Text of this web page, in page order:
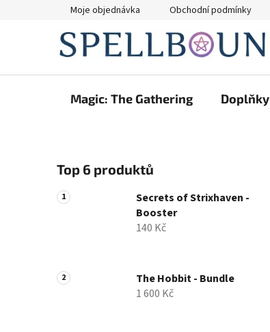
Moje objednávka Obchodní podmínky
Magic: The Gathering Doplňky
o
s
t
n
Top 6 produktů
Secrets of Strixhaven -
Booster
140 Kč
The Hobbit - Bundle
1 600 Kč